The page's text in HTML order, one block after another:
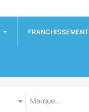
FRANCHISSEMENT
Marque...